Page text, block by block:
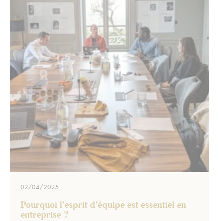
Pourquoi l’esprit d’équipe est essentiel en
entreprise ?
02/04/2025